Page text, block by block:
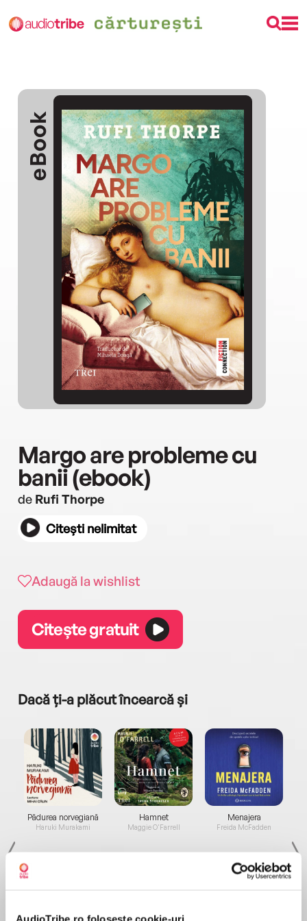
eBook
Margo are probleme cu
banii (ebook)
de Rufi Thorpe
Citești nelimitat
Adaugă la wishlist
Citește gratuit
Dacă ți-a plăcut încearcă și
Pădurea norvegiană
Haruki Murakami
Hamnet
Maggie O'Farrell
Menajera
Freida McFadden